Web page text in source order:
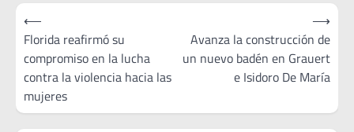
Navegación
de
entradas
⟵
Florida reafirmó su
compromiso en la lucha
contra la violencia hacia las
mujeres
Avanza la construcción de
un nuevo badén en Grauert
e Isidoro De María
⟶